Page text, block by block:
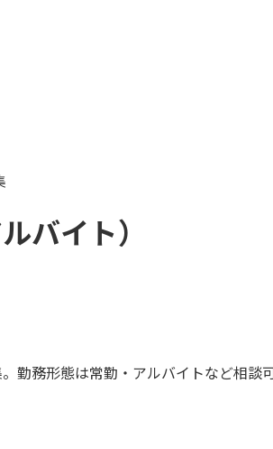
バイト）
勤務形態は常勤・アルバイトなど相談